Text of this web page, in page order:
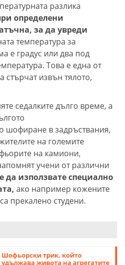
разлика
определени
за да увреди
температура за
е градус или два под
Това е една от
стърчат извън тялото,
седалките дълго време, а
шофиране в задръствания,
на големите
на камиони,
учени от различни
да използвате специално
ако например кожените
прекалено студени.
Шофьорски трик, който
удължава живота на агрегатите